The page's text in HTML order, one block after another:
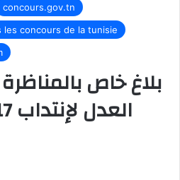
concours.gov.tn
les concours de la tunisie
بلاغ خاص بالمناظرة